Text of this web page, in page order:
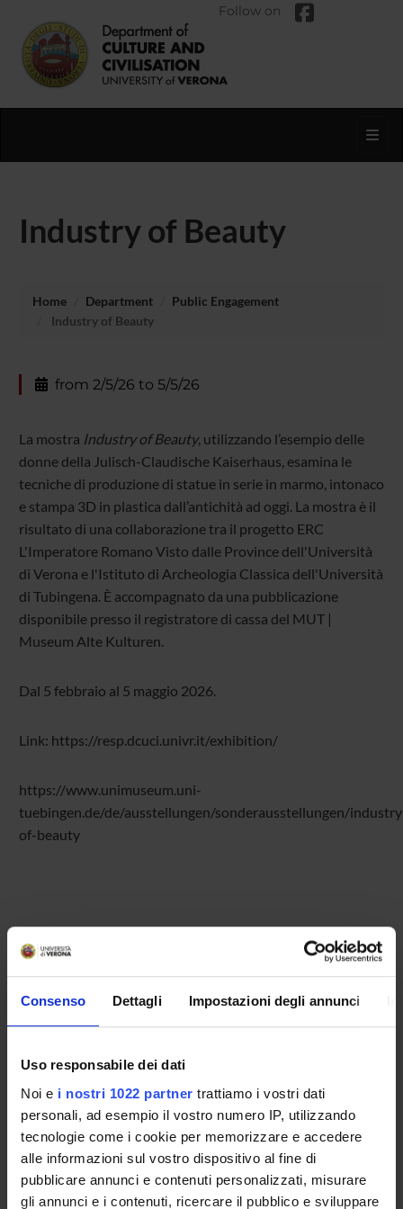
Consenso Dettagli Impostazioni degli annunci
Uso responsabile dei dati
Noi e i nostri 1022 partner trattiamo i vostri dati
personali, ad esempio il vostro numero IP, utilizzando
tecnologie come i cookie per memorizzare e accedere
alle informazioni sul vostro dispositivo al fine di
pubblicare annunci e contenuti personalizzati, misurare
gli annunci e i contenuti, ricercare il pubblico e sviluppare
Follow on
Industry of Beauty
Home Department
Public Engagement
Industry of Beauty
from 2/5/26 to 5/5/26
La mostra Industry of Beauty, utilizzando l’esempio delle
donne della Julisch-Claudische Kaiserhaus, esamina le
tecniche di produzione di statue in serie in marmo, intonaco
e stampa 3D in plastica dall’antichità ad oggi. La mostra è il
risultato di una collaborazione tra il progetto ERC
L'Imperatore Romano Visto dalle Province dell'Università
di Verona e l'Istituto di Archeologia Classica dell'Università
di Tubingena. È accompagnato da una pubblicazione
disponibile presso il registratore di cassa del MUT |
Museum Alte Kulturen.
Dal 5 febbraio al 5 maggio 2026.
Link: https://resp.dcuci.univr.it/exhibition/
https://www.unimuseum.uni-
tuebingen.de/de/ausstellungen/sonderausstellungen/
of-beauty
poster (jpeg, it, 14806 KB, 10/02/26)
Programme Director
Dario Calomino
Department
Cultures and Civilizations